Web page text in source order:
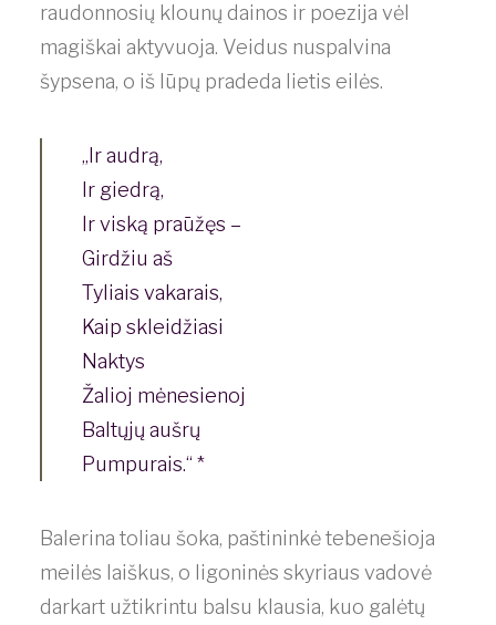
raudonnosių klounų dainos ir poezija vėl
magiškai aktyvuoja. Veidus nuspalvina
šypsena, o iš lūpų pradeda lietis eilės.
„Ir audrą,
Ir giedrą,
Ir viską praūžęs –
Girdžiu aš
Tyliais vakarais,
Kaip skleidžiasi
Naktys
Žalioj mėnesienoj
Baltųjų aušrų
Pumpurais.“ *
Balerina toliau šoka, paštininkė tebenešioja
meilės laiškus, o ligoninės skyriaus vadovė
darkart užtikrintu balsu klausia, kuo galėtų